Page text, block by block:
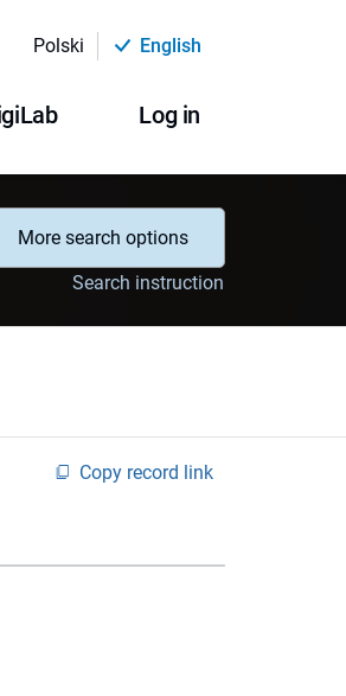
Polski English
Log in
More search options
Search instruction
Copy record link